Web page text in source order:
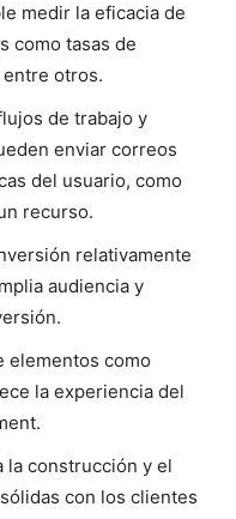
medir la eficacia de
como tasas de
otros.
de trabajo y
enviar correos
del usuario, como
recurso.
relativamente
audiencia y
elementos como
la experiencia del
la construcción y el
con los clientes